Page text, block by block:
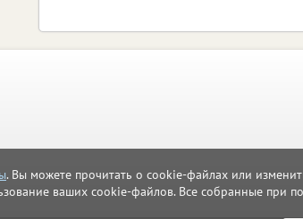
. Вы можете прочитать о cookie-файлах или
ваших cookie-файлов. Все собранные при